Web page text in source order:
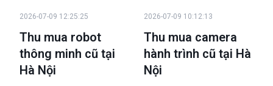
2026-07-09 12:25:25
Thu mua robot
thông minh cũ tại
Hà Nội
2026-07-09 10:12:13
Thu mua camera
hành trình cũ tại Hà
Nội